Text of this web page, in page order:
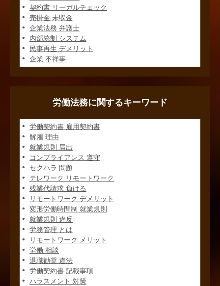
契約書 リーガルチェック
売掛金 未収金
企業法務 弁護士
内部統制 システム
民事再生 デメリット
企業 不祥事
労働法務に関するキーワード
労働契約書 雇用契約書
解雇 理由
就業規則 届出
コンプライアンス 遵守
セクハラ 問題
テレワーク リモートワーク
残業代請求 負ける
リモートワーク デメリット
変形労働時間制 就業規則
就業規則 違反
労務管理 とは
リモートワーク メリット
労働 相談
退職勧奨 違法
労働契約書 記載事項
ハラスメント 対策